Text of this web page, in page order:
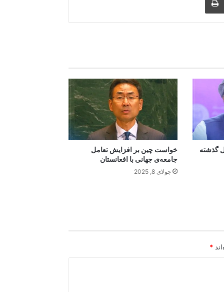
سال گذشته
خواست چین بر افزایش تعامل
جامعه‌ی جهانی با افعانستان
جولای 8, 2025
*